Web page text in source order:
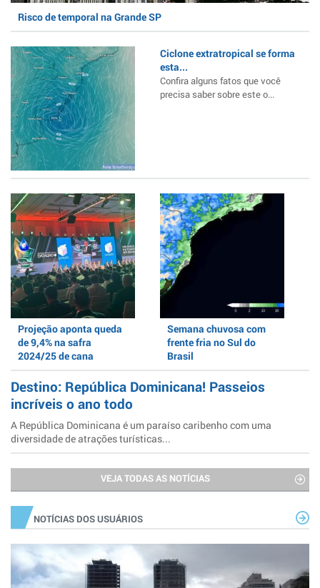
Risco de temporal na Grande SP
Ciclone extratropical se forma
esta...
Confira alguns fatos que você
precisa saber sobre este o...
Projeção aponta queda
de 9,4% na safra
2024/25 de cana
Semana chuvosa com
frente fria no Sul do
Brasil
Destino: República Dominicana! Passeios
incríveis o ano todo
A República Dominicana é um paraíso caribenho com uma
diversidade de atrações turísticas...
VEJA TODAS AS NOTÍCIAS
NOTÍCIAS DOS USUÁRIOS